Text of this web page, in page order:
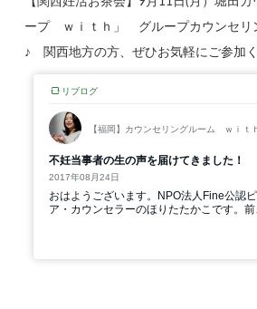
ープ ｗｉｔｈ」 グループカウンセリ
♪ 関西地方の方、ぜひお気軽にご参加く